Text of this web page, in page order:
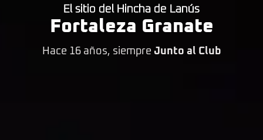
El sitio del Hincha de Lanús
Fortaleza Granate
Hace 16 años, siempre Junto al Club